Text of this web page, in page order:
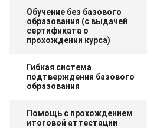
Обучение без базового
образования (с выдачей
сертификата о
прохождении курса)
Гибкая система
подтверждения базового
образования
Помощь с прохождением
итоговой аттестации